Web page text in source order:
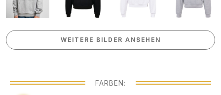
WEITERE BILDER ANSEHEN
WEITERE BILDER ANSEHEN
FARBEN: